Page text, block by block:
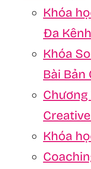
Khóa
Đa
Khóa
Bài
Khóa